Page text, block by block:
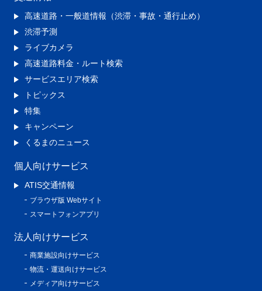
高速道路・一般道情報（渋滞・事故・通行止め）
渋滞予測
ライブカメラ
高速道路料金・ルート検索
サービスエリア検索
トピックス
特集
キャンペーン
くるまのニュース
個人向けサービス
ATIS交通情報
ブラウザ版 Webサイト
スマートフォンアプリ
法人向けサービス
商業施設向けサービス
物流・運送向けサービス
メディア向けサービス